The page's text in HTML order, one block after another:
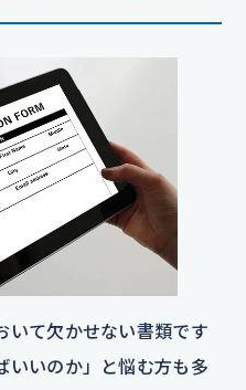
いて欠かせない書類です
いいのか」と悩む方も多